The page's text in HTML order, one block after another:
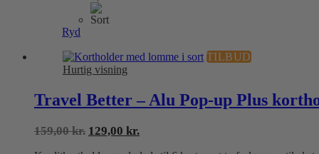
Ryd
TILBUD
Hurtig visning
Travel Better – Alu Pop-up Plus
159,00kr. Den
129,00 kr.